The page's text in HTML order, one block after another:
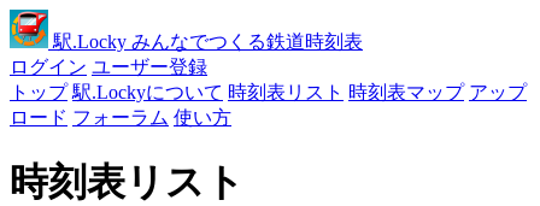
駅.Locky みんなでつくる鉄道時刻表
ログイン ユーザー登録
トップ 駅.Lockyについて 時刻表リスト 時刻表マップ アップ
ロード フォーラム 使い方
時刻表リスト